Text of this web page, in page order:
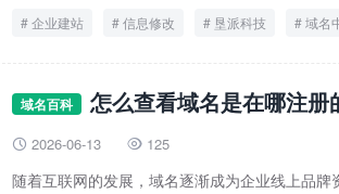
企业建站 信息修改 垦派科技 域名
域名百科 怎么查看域名是在哪注册
 2026-06-13  125
随着互联网的发展，域名逐渐成为企业线上品